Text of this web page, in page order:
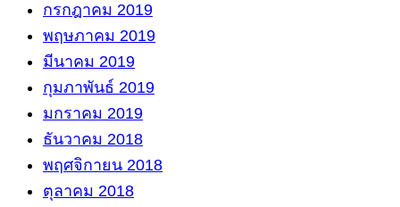
กรกฎาคม 2019
พฤษภาคม 2019
มีนาคม 2019
กุมภาพันธ์ 2019
มกราคม 2019
ธันวาคม 2018
พฤศจิกายน 2018
ตุลาคม 2018